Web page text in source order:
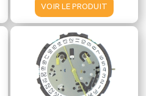
VOIR LE PRODUIT